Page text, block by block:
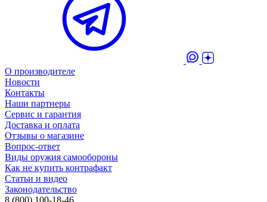
О производителе
Новости
Контакты
Наши партнеры
Сервис и гарантия
Доставка и оплата
Отзывы о магазине
Вопрос-ответ
Виды оружия самообороны
Как не купить контрафакт
Статьи и видео
Законодательство